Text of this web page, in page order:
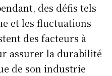
des défis tels
et les fluctuations
des facteurs à
assurer la durabilité
de son industrie